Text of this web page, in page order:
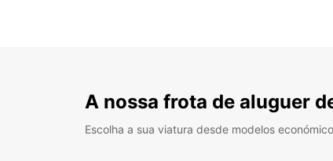
A nossa frota de aluguer
Escolha a sua viatura desde modelos